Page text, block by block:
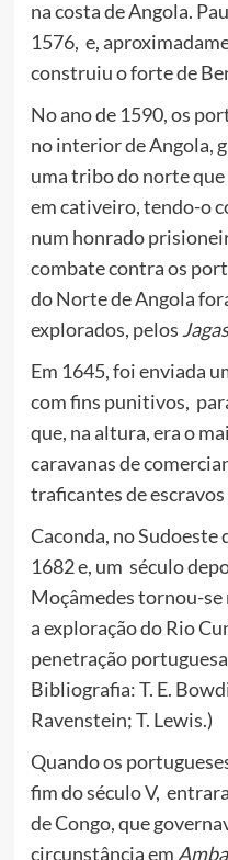
na costa de Angola.
1576, e,
construiu o forte de
No ano de 1590, os
no interior de Angola,
uma tribo do norte
em cativeiro, tendo-o
num honrado
combate contra os
do Norte de Angola
explorados, pelos Jagas
Em 1645, foi enviada
com fins punitivos,
que, na altura, era o
caravanas de
traficantes de
Caconda, no Sudoeste
1682 e, um século
Moçâmedes tornou-
a exploração do Rio
penetração
Bibliografia: T. E.
Ravenstein; T. Lewis.)
Quando os
fim do século V,
de Congo, que
circunstância em